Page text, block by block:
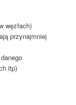
węzłach)
przynajmniej
itp)